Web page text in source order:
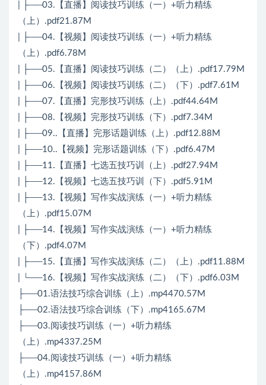
| ├──03.【直播】阅读技巧训练（一）+听力精练
（上）.pdf21.87M
| ├──04.【视频】阅读技巧训练（一）+听力精练
（上）.pdf6.78M
| ├──05.【直播】阅读技巧训练（二）（上）.pdf17.79M
| ├──06.【视频】阅读技巧训练（二）（下）.pdf7.61M
| ├──07.【直播】完形技巧训练（上）.pdf44.64M
| ├──08.【视频】完形技巧训练（下）.pdf7.34M
| ├──09..【直播】完形话题训练（上）.pdf12.88M
| ├──10..【视频】完形话题训练（下）.pdf6.47M
| ├──11.【直播】七选五技巧训（上）.pdf27.94M
| ├──12.【视频】七选五技巧训（下）.pdf5.91M
| ├──13.【视频】写作实战演练（一）+听力精练
（上）.pdf15.07M
| ├──14.【视频】写作实战演练（一）+听力精练
（下）.pdf4.07M
| ├──15.【直播】写作实战演练（二）（上）.pdf11.88M
| └──16.【视频】写作实战演练（二）（下）.pdf6.03M
├──01.语法技巧综合训练（上）.mp4470.57M
├──02.语法技巧综合训练（下）.mp4165.67M
├──03.阅读技巧训练（一）+听力精练
（上）.mp4337.25M
├──04.阅读技巧训练（一）+听力精练
（上）.mp4157.86M